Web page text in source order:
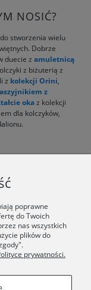
NOSIĆ?
stworzenia wielu
Dobrze
duecie z amuletnicą
z biżuterią z
z kolekcji Orini,
z
okaz kolekcji
dla kolczyków,
poprawne
do Twoich
nas wszystkich
plików do
prywatności.